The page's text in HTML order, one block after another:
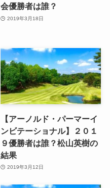
会優勝者は誰？
2019年3月18日
【アーノルド・パーマーイ
ンビテーショナル】２０１
９優勝者は誰？松山英樹の
結果
2019年3月12日